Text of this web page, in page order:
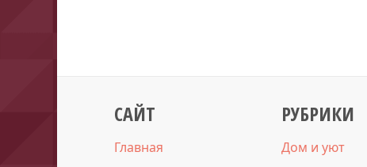
САЙТ
Главная
РУБРИКИ
Дом и уют